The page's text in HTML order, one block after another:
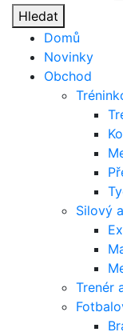
Hledat
Domů
Novinky
Obchod
Silový
Trenér